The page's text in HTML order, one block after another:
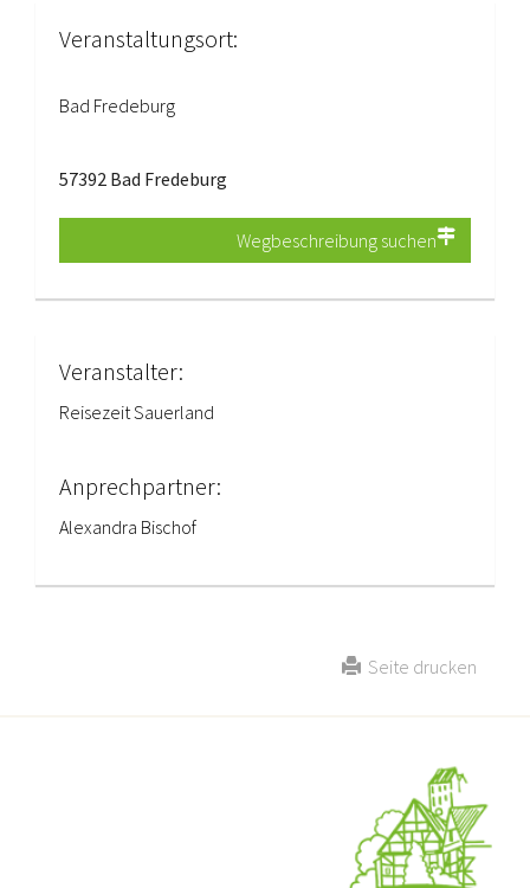
Veranstaltungsort:
Bad Fredeburg
57392 Bad Fredeburg
Wegbeschreibung suchen
Veranstalter:
Reisezeit Sauerland
Anprechpartner:
Alexandra Bischof
Seite drucken